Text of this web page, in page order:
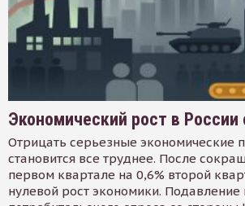
Экономический рост в России
Отрицать серьезные экономические
становится все труднее. После
первом квартале на 0,6% второй
нулевой рост экономики. Подавление